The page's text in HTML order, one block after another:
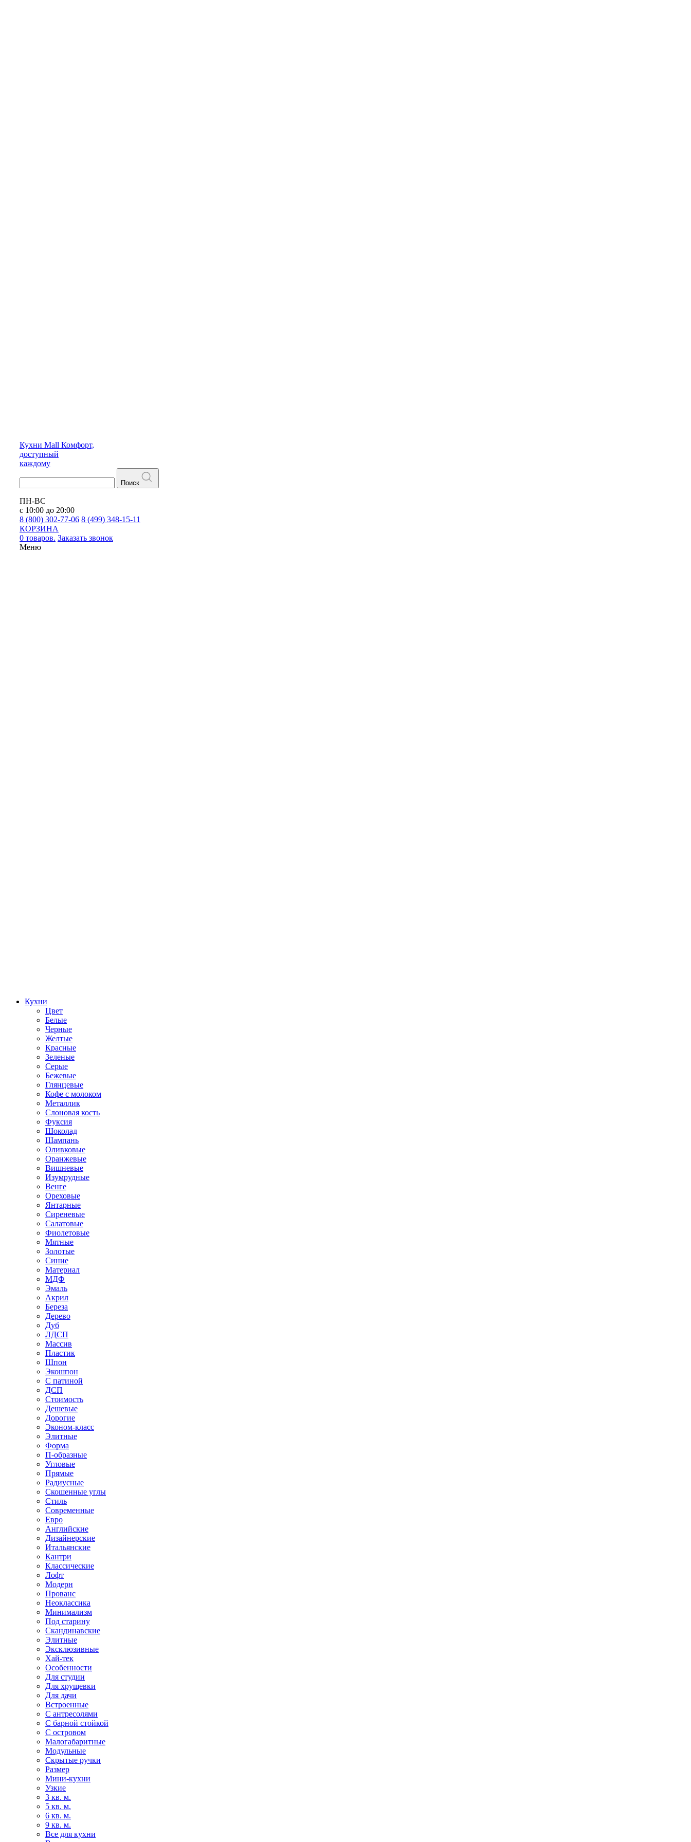
Кухни Mall Комфорт,
доступный
каждому
Поиск
ПН-ВС
с 10:00 до 20:00
8 (800) 302-77-06 8 (499) 348-15-11
КОРЗИНА
0 товаров. Заказать звонок
Меню
Кухни
Цвет
Белые
Черные
Желтые
Красные
Зеленые
Серые
Бежевые
Глянцевые
Кофе с молоком
Металлик
Слоновая кость
Фуксия
Шоколад
Шампань
Оливковые
Оранжевые
Вишневые
Изумрудные
Венге
Ореховые
Янтарные
Сиреневые
Салатовые
Фиолетовые
Мятные
Золотые
Синие
Материал
МДФ
Эмаль
Акрил
Береза
Дерево
Дуб
ЛДСП
Массив
Пластик
Шпон
Экошпон
С патиной
ДСП
Стоимость
Дешевые
Дорогие
Эконом-класс
Элитные
Форма
П-образные
Угловые
Прямые
Радиусные
Скошенные углы
Стиль
Современные
Евро
Английские
Дизайнерские
Итальянские
Кантри
Классические
Лофт
Модерн
Прованс
Неоклассика
Минимализм
Под старину
Скандинавские
Элитные
Эксклюзивные
Хай-тек
Особенности
Для студии
Для хрущевки
Для дачи
Встроенные
С антресолями
С барной стойкой
С островом
Малогабаритные
Модульные
Скрытые ручки
Размер
Мини-кухни
Узкие
3 кв. м.
5 кв. м.
6 кв. м.
9 кв. м.
Все для кухни